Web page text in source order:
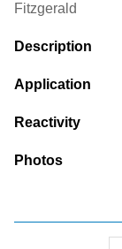
Fitzgerald
Description
Application
Reactivity
Photos